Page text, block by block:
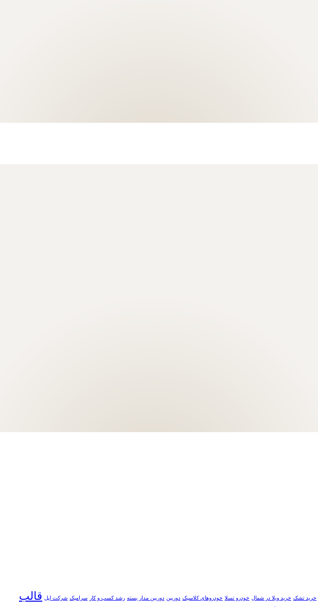
خرید تشک خرید ویلا در شمال خودرو تسلا خودروهای کلاسیک دوربین دوربین مدار بسته رشد کسب و کار سرامیک شرکت اپل قالب